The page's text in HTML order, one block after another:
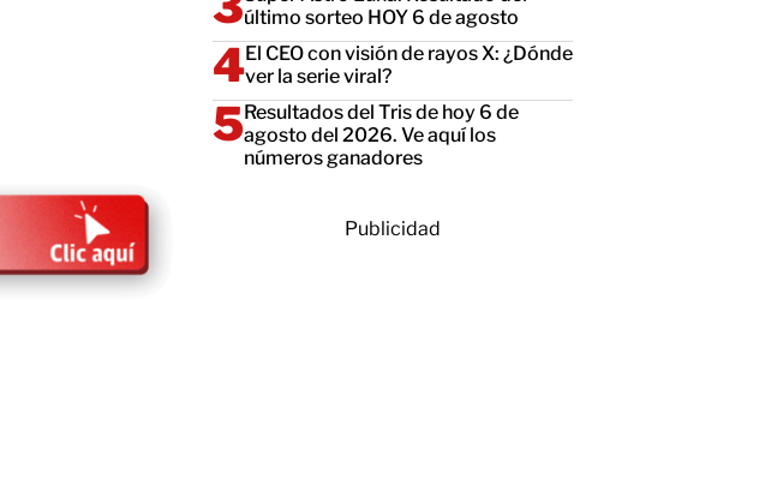
último sorteo HOY 6 de agosto
El CEO con visión de rayos X: ¿Dónde
ver la serie viral?
Resultados del Tris de hoy 6 de
agosto del 2026. Ve aquí los
números ganadores
Publicidad